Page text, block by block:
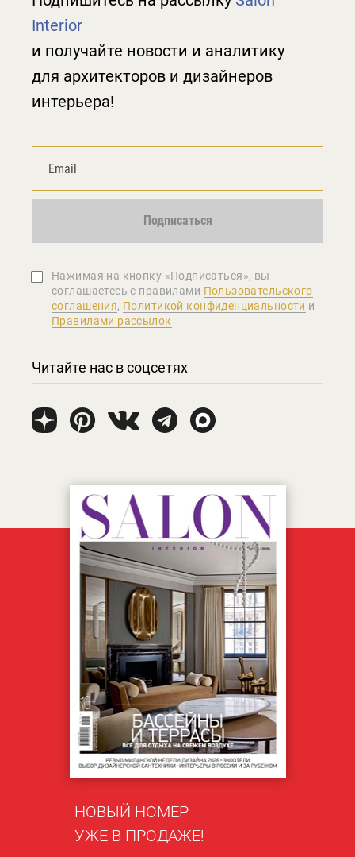
Interior
и получайте новости и аналитику
для архитекторов и дизайнеров
интерьера!
Подписаться
Нажимая на кнопку «Подписаться», вы
соглашаетеcь с правилами Пользовательского
соглашения, Политикой конфиденциальности и
Правилами рассылок
Читайте нас в соцсетях
НОВЫЙ НОМЕР
УЖЕ В ПРОДАЖЕ!